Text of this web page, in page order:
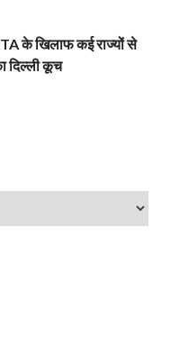
के खिलाफ कई राज्यों से
दिल्ली कूच